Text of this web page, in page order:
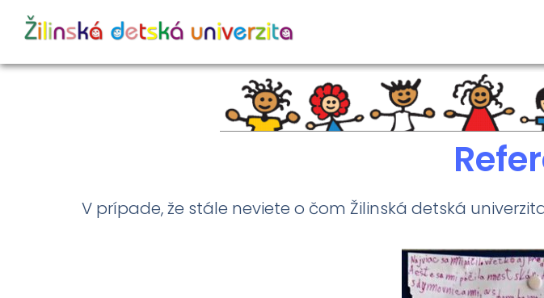
V prípade, že stále neviete o čom Žilinská detská